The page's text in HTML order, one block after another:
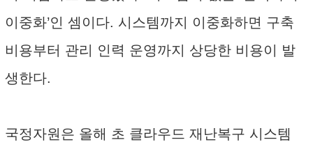
이중화’인 셈이다. 시스템까지 이중화하면 구축
비용부터 관리 인력 운영까지 상당한 비용이 발
생한다.
국정자원은 올해 초 클라우드 재난복구 시스템